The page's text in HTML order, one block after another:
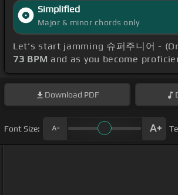
Simplified
Major & minor chords only
Let's start jamming 슈퍼주니어 -
73 BPM and as you become
Download PDF
Font Size: